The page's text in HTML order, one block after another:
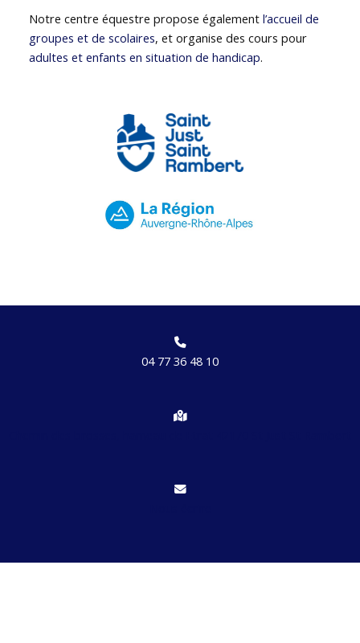
Notre centre équestre propose égalementl’accueil de
groupes et de scolaires, et organise des cours pour
adultes et enfants en situation de handicap.
04 77 36 48 10